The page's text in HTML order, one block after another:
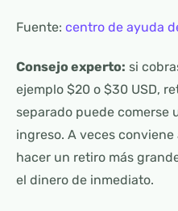
Fuente: centro de ayuda
Consejo experto: si
ejemplo $20 o $30 USD,
separado puede comerse
ingreso. A veces
hacer un retiro más
el dinero de inmediato.